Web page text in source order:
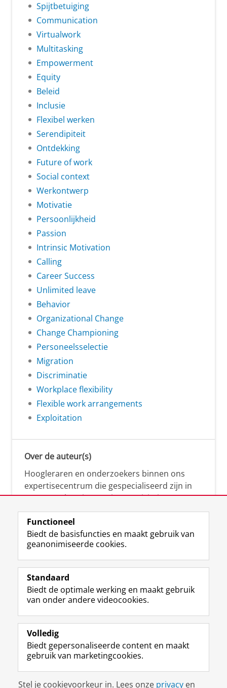
Spijtbetuiging
Communication
Virtualwork
Multitasking
Empowerment
Equity
Beleid
Inclusie
Flexibel werken
Serendipiteit
Ontdekking
Future of work
Social context
Werkontwerp
Motivatie
Persoonlijkheid
Passion
Intrinsic Motivation
Calling
Career Success
Unlimited leave
Behavior
Organizational Change
Change Championing
Personeelsselectie
Migration
Discriminatie
Workplace flexibility
Flexible work arrangements
Exploitation
Over de auteur(s)
Hoogleraren en onderzoekers binnen ons
expertisecentrum die gespecialiseerd zijn in
samenwerken, innovatie, creativiteit,
diversiteit, leiderschap en ethisch gedrag.
Over deze blog
Via deze blog vertalen onze experts hun
(actuele) wetenschappelijke kennis naar
praktische, heldere en toegankelijke inzichten.
Disclaimer & Copyright
Functioneel
Biedt de basisfuncties en maakt gebruik van
geanonimiseerde cookies.
Standaard
Biedt de optimale werking en maakt gebruik
van onder andere videocookies.
Volledig
Biedt gepersonaliseerde content en maakt
gebruik van marketingcookies.
Stel je cookievoorkeur in. Lees onze privacy en